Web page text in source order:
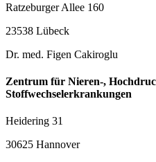
Ratzeburger Allee 160
23538 Lübeck
Dr. med. Figen Cakiroglu
Zentrum für Nieren-,
Stoffwechselerkrankungen
Heidering 31
30625 Hannover